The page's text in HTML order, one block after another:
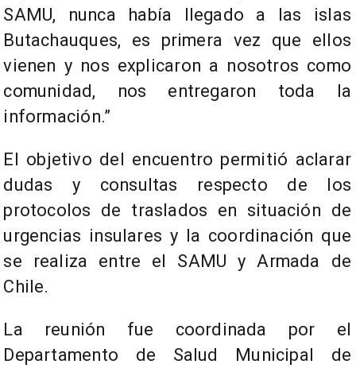
SAMU, nunca había llegado a las islas
Butachauques, es primera vez que ellos
vienen y nos explicaron a nosotros como
comunidad, nos entregaron toda la
información.”
El objetivo del encuentro permitió aclarar
dudas y consultas respecto de los
protocolos de traslados en situación de
urgencias insulares y la coordinación que
se realiza entre el SAMU y Armada de
Chile.
La reunión fue coordinada por el
Departamento de Salud Municipal de